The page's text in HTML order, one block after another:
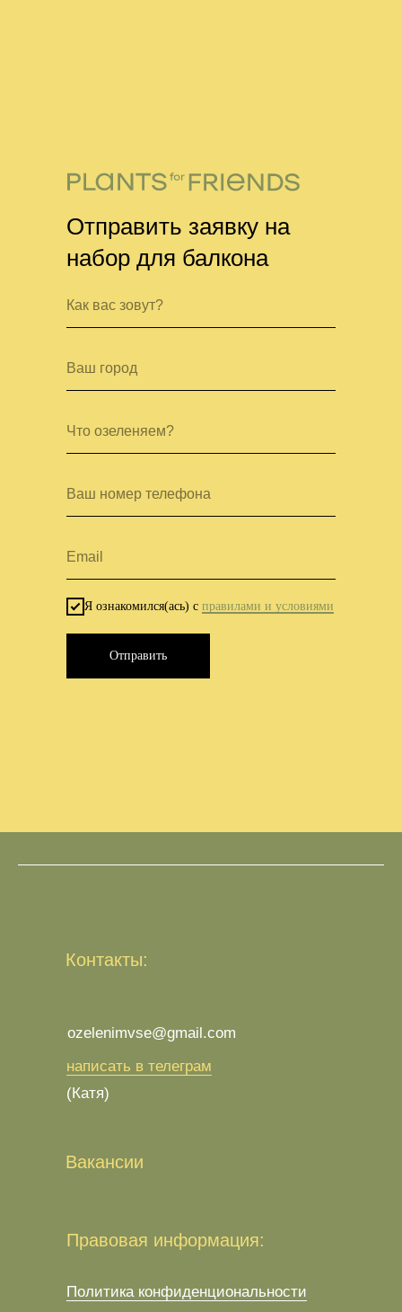
Я ознакомился(ась) с правилами и условиями
Отправить
Отправить заявку на
набор для балкона
Контакты:
Вакансии
Правовая информация:
ozelenimvse@gmail.com
Политика конфиденциональности
написать в телеграм
(Катя)